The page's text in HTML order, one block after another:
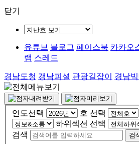
닫기
유튜브 블로그 페이스북 카카오
램 스레드
경남도청 갱남피셜 관광길잡이 경남
연도선택 호 선택
하위섹션 선택
검색